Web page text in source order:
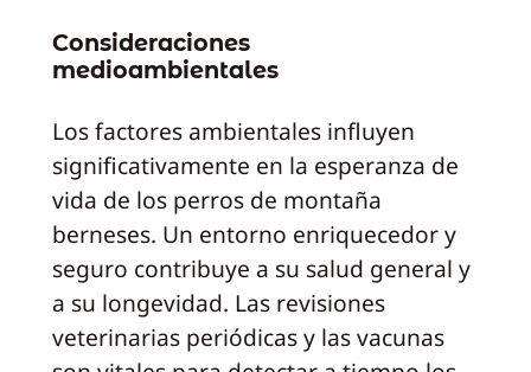
Consideraciones
medioambientales
Los factores ambientales influyen
significativamente en la esperanza de
vida de los perros de montaña
berneses. Un entorno enriquecedor y
seguro contribuye a su salud general y
a su longevidad. Las revisiones
veterinarias periódicas y las vacunas